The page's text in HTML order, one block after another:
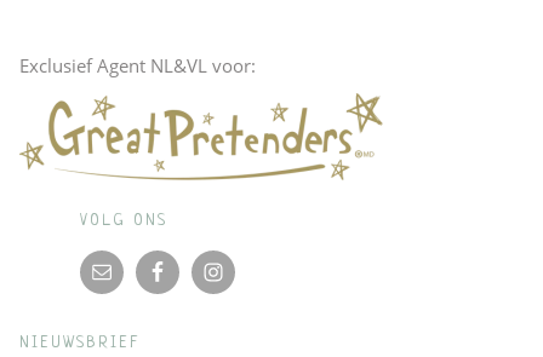
Exclusief Agent NL&VL voor:
VOLG ONS
NIEUWSBRIEF